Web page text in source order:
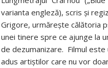
varianta engleză), scris şi
Grigore, urmăreşte călătoria
unei tinere spre ce ajunge la
de dezumanizare. Filmul este
adus artiştilor care nu vor